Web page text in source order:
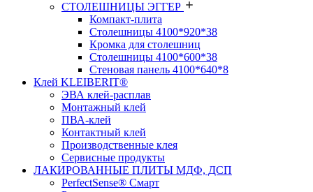
СТОЛЕШНИЦЫ ЭГГЕР
Компакт-плита
Столешницы 4100*920*38
Кромка для столешниц
Столешницы 4100*600*38
Стеновая панель 4100*640*8
Клей KLEIBERIT®
ЭВА клей-расплав
Монтажный клей
ПВА-клей
Контактный клей
Производственные клея
Сервисные продукты
ЛАКИРОВАННЫЕ ПЛИТЫ МДФ, ДСП
PerfectSense® Смарт